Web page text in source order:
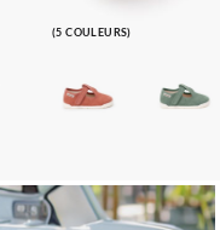
(5 COULEURS)